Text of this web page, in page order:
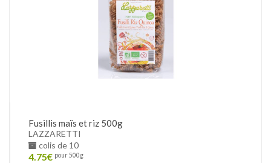
Fusillis maïs et riz 500g
LAZZARETTI
colis de 10
4.75€ pour 500g